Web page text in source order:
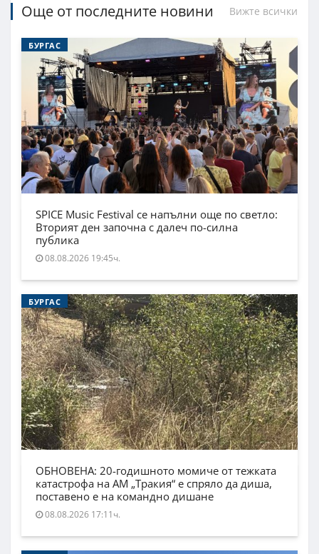
Още от последните новини Вижте всички
БУРГАС
SPICE Music Festival се напълни още по светло:
Вторият ден започна с далеч по-силна
публика
08.08.2026 19:45ч.
БУРГАС
ОБНОВЕНА: 20-годишното момиче от тежката
катастрофа на АМ „Тракия“ е спряло да диша,
поставено е на командно дишане
08.08.2026 17:11ч.